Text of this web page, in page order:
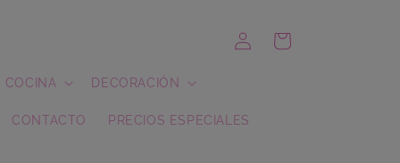
COCINA DECORACIÓN
CONTACTO PRECIOS ESPECIALES
sesión
Carrito